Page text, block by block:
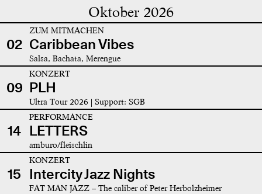
Oktober 2026
02
ZUM MITMACHEN
Caribbean Vibes
Salsa, Bachata, Merengue
09
KONZERT
PLH
Ultra Tour 2026 | Support: SGB
14
PERFORMANCE
LETTERS
amburo/fleischlin
15
KONZERT
Intercity Jazz Nights
FAT MAN JAZZ – The caliber of Peter Herbolzheimer